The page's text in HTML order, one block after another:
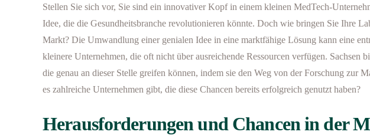
Stellen Sie sich vor, Sie sind ein innovativer Kopf in einem kleinen MedTech-
Idee, die die Gesundheitsbranche revolutionieren könnte. Doch wie bringen Sie Ihre
Markt? Die Umwandlung einer genialen Idee in eine marktfähige Lösung kann eine
kleinere Unternehmen, die oft nicht über ausreichende Ressourcen verfügen. Sachsen
die genau an dieser Stelle greifen können, indem sie den Weg von der Forschung zur
es zahlreiche Unternehmen gibt, die diese Chancen bereits erfolgreich genutzt haben?
Herausforderungen und Chancen in der